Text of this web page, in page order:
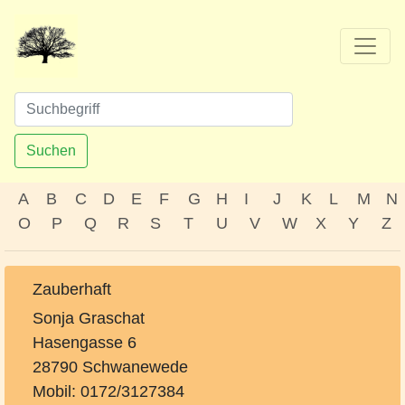
Suchen
A B C D E F G H I J K L M
N
O
P Q R S T U V W X Y Z
Zauberhaft
Sonja Graschat
Hasengasse 6
28790 Schwanewede
Mobil: 0172/3127384